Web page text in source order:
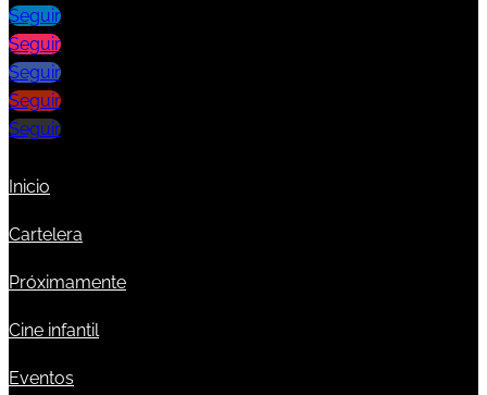
Seguir
Seguir
Seguir
Seguir
Seguir
Inicio
Cartelera
Próximamente
Cine infantil
Eventos